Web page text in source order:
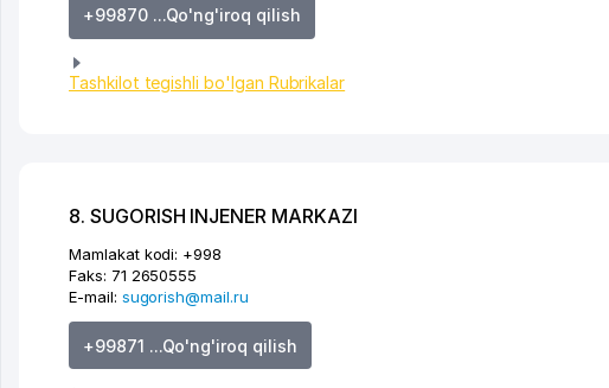
+99870 ...Qo'ng'iroq qilish
Tashkilot tegishli bo'lgan Rubrikalar
8. SUGORISH INJENER MARKAZI
Mamlakat kodi: +998
Faks: 71 2650555
E-mail: sugorish@mail.ru
+99871 ...Qo'ng'iroq qilish